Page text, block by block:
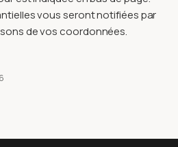
vous seront notifiées par
de vos coordonnées.